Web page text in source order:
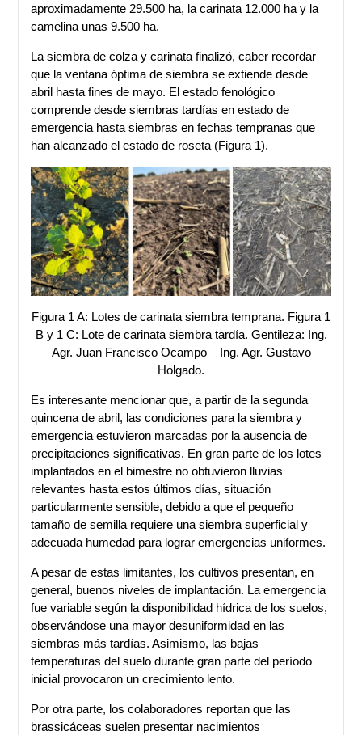
aproximadamente 29.500 ha, la carinata 12.000 ha y la
camelina unas 9.500 ha.
La siembra de colza y carinata finalizó, caber recordar
que la ventana óptima de siembra se extiende desde
abril hasta fines de mayo. El estado fenológico
comprende desde siembras tardías en estado de
emergencia hasta siembras en fechas tempranas que
han alcanzado el estado de roseta (Figura 1).
Figura 1 A: Lotes de carinata siembra temprana. Figura 1
B y 1 C: Lote de carinata siembra tardía. Gentileza: Ing.
Agr. Juan Francisco Ocampo – Ing. Agr. Gustavo
Holgado.
Es interesante mencionar que, a partir de la segunda
quincena de abril, las condiciones para la siembra y
emergencia estuvieron marcadas por la ausencia de
precipitaciones significativas. En gran parte de los lotes
implantados en el bimestre no obtuvieron lluvias
relevantes hasta estos últimos días, situación
particularmente sensible, debido a que el pequeño
tamaño de semilla requiere una siembra superficial y
adecuada humedad para lograr emergencias uniformes.
A pesar de estas limitantes, los cultivos presentan, en
general, buenos niveles de implantación. La emergencia
fue variable según la disponibilidad hídrica de los suelos,
observándose una mayor desuniformidad en las
siembras más tardías. Asimismo, las bajas
temperaturas del suelo durante gran parte del período
inicial provocaron un crecimiento lento.
Por otra parte, los colaboradores reportan que las
brassicáceas suelen presentar nacimientos